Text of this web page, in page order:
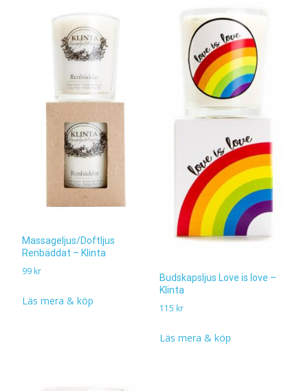
Massageljus/Doftljus
Renbäddat – Klinta
99 kr
Läs mera & köp
Budskapsljus Love is love –
Klinta
115 kr
Läs mera & köp